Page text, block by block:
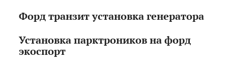
Форд транзит установка генератора
Установка парктроников на форд
экоспорт